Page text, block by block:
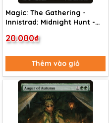
Magic: The Gathering -
Innistrad: Midnight Hunt -
20.000₫
Thêm vào giỏ